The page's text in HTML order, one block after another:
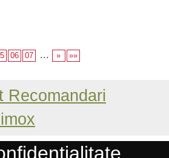
06 07 ... » »»
Recomandari